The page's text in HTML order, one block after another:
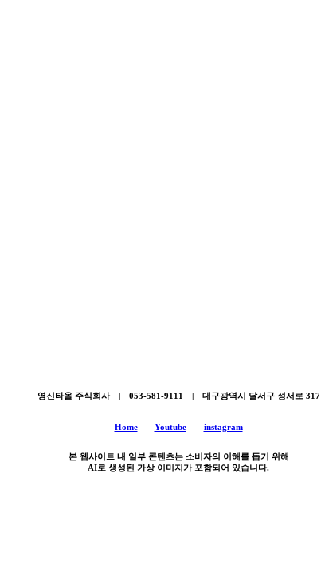
영신타올 주식회사 | 053-581-9111 | 대구광역시 달서구 성서로 317
Home Youtube instagram
본 웹사이트 내 일부 콘텐츠는 소비자의 이해를 돕기 위해
AI로 생성된 가상 이미지가 포함되어 있습니다.